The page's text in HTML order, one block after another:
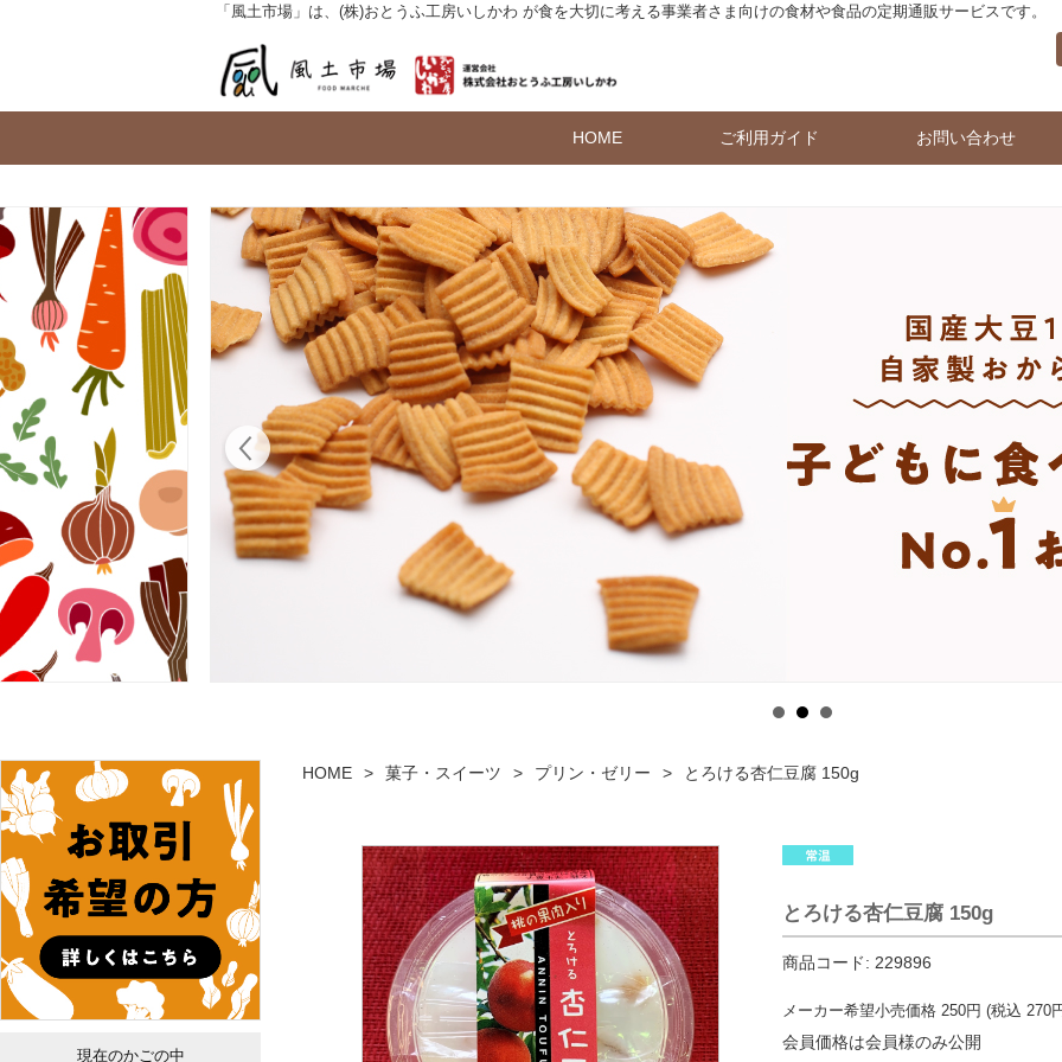
「風土市場」は、(株)おとうふ工房いしかわ が食を大切に考える事業者さま向けの食材や食品の定期通販サービスです。
HOME ご利用ガイド お問い合わせ
現在のかごの中
HOME 菓子・スイーツ プリン・ゼリー とろける杏仁豆腐 150g
とろける杏仁豆腐 150g
商品コード: 229896
メーカー希望小売価格 250円 (税込 270
会員価格は会員様のみ公開